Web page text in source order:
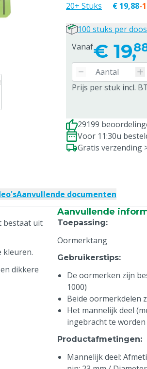
Vanaf€ 19,
Prijs per stuk incl.
20+ Stuks
€ 19,88-
100 stuks per doos
29199
Voor 11:30u
Gratis verzending
Aanvullende documenten
bestaat uit
kleuren.
dikkere
Aanvullende
Toepassing:
Oormerktang
Gebruikerstips:
De oormerken zijn
1000)
Beide oormerkdelen
Het mannelijk deel
ingebracht te worden
Productafmetingen:
Mannelijk deel: